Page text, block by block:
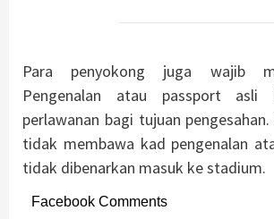
Para penyokong juga wajib
Pengenalan atau passport asli
perlawanan bagi tujuan
tidak membawa kad pengenalan
tidak dibenarkan masuk ke stadium.
Facebook Comments